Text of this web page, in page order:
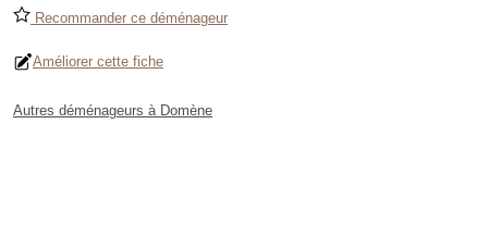
Recommander ce déménageur
Améliorer cette fiche
Autres déménageurs à Domène